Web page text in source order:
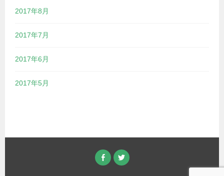
2017年8月
2017年7月
2017年6月
2017年5月